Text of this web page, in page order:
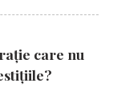
care nu